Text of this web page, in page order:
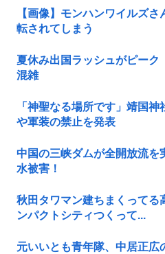
【画像】モンハンワイルズ
転されてしまう
夏休み出国ラッシュがピー
混雑
「神聖なる場所です」靖国
や軍装の禁止を発表
中国の三峡ダムが全開放流
水被害！
秋田タワマン建ちまくってる
ンパクトシティつくって...
元いいとも青年隊、中居正広